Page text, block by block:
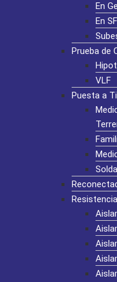
En
En
Prueba de
VLF
Puesta a